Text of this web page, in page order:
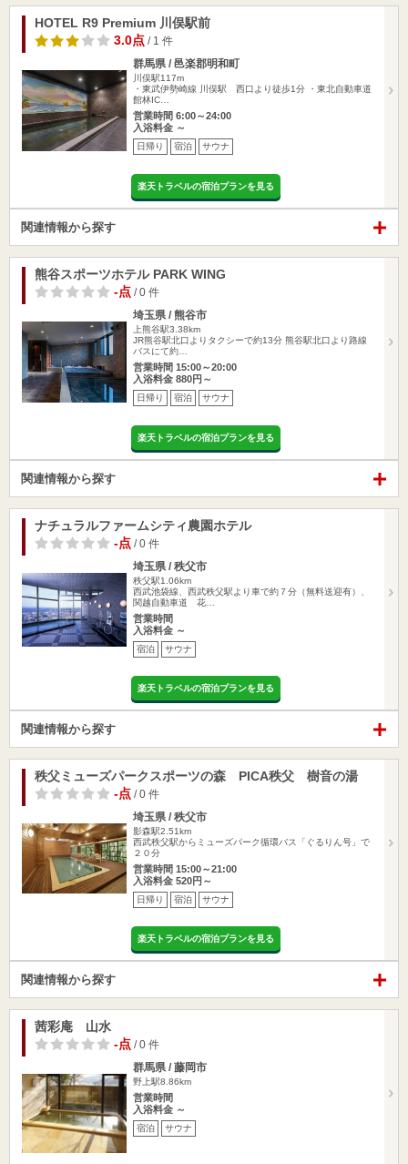
HOTEL R9 Premium 川俣駅前
3.0点 / 1 件
群馬県 / 邑楽郡明和町
川俣駅117m
・東武伊勢崎線 川俣駅 西口より徒歩1分 ・東北自動車道
館林IC…
営業時間 6:00～24:00
入浴料金 ～
日帰り 宿泊 サウナ
楽天トラベルの宿泊プランを見る
関連情報から探す
熊谷スポーツホテル PARK WING
-点 / 0 件
埼玉県 / 熊谷市
上熊谷駅3.38km
JR熊谷駅北口よりタクシーで約13分 熊谷駅北口より路線
バスにて約…
営業時間 15:00～20:00
入浴料金 880円～
日帰り 宿泊 サウナ
楽天トラベルの宿泊プランを見る
関連情報から探す
ナチュラルファームシティ農園ホテル
-点 / 0 件
埼玉県 / 秩父市
秩父駅1.06km
西武池袋線、西武秩父駅より車で約７分（無料送迎有）、
関越自動車道 花…
営業時間
入浴料金 ～
宿泊 サウナ
楽天トラベルの宿泊プランを見る
関連情報から探す
秩父ミューズパークスポーツの森 PICA秩父 樹音の湯
-点 / 0 件
埼玉県 / 秩父市
影森駅2.51km
西武秩父駅からミューズパーク循環バス「ぐるりん号」で
２０分
営業時間 15:00～21:00
入浴料金 520円～
日帰り 宿泊 サウナ
楽天トラベルの宿泊プランを見る
関連情報から探す
茜彩庵 山水
-点 / 0 件
群馬県 / 藤岡市
野上駅8.86km
営業時間
入浴料金 ～
宿泊 サウナ